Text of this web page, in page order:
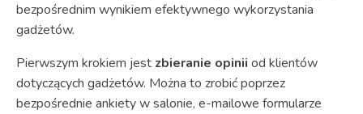
bezpośrednim wynikiem efektywnego wykorzystania
gadżetów.
Pierwszym krokiem jest zbieranie opinii od klientów
dotyczących gadżetów. Można to zrobić poprzez
bezpośrednie ankiety w salonie, e-mailowe formularze